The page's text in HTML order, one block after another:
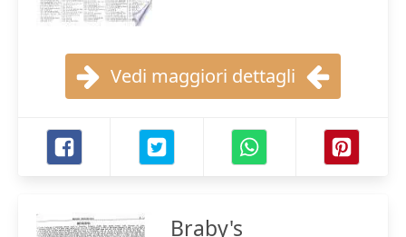
Vedi maggiori dettagli
Braby's